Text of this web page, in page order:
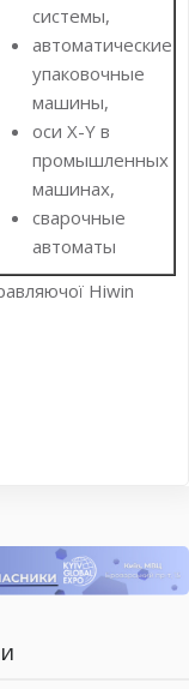
системы,
автоматические
упаковочные
машины,
оси X-Y в
промышленных
машинах,
сварочные
автоматы
Hiwin